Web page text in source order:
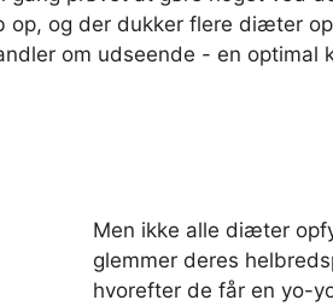
og der dukker flere diæter
om udseende - en optimal
Men ikke alle diæter
glemmer deres
hvorefter de får en yo-